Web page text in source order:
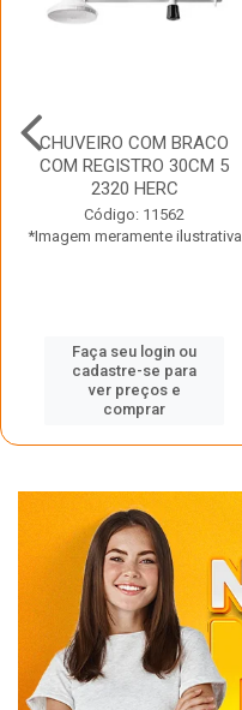
CHUVEIRO COM BRACO
COM REGISTRO 30CM 5
2320 HERC
Código: 11562
*Imagem meramente ilustrativa
Faça seu login ou
cadastre-se para
ver preços e
comprar